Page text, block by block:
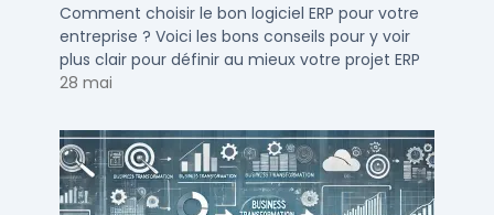
Comment choisir le bon logiciel ERP pour votre
entreprise ? Voici les bons conseils pour y voir
plus clair pour définir au mieux votre projet ERP
28 mai